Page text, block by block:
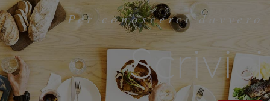
Per conoscerci davvero
Scrivici